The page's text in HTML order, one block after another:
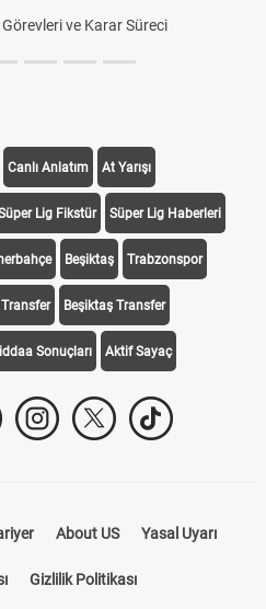
Görevleri ve Karar Süreci
Canlı Anlatım At Yarışı
Lig Fikstür Süper Lig Haberleri
Beşiktaş Trabzonspor
Beşiktaş Transfer
iddaa Sonuçları Aktif Sayaç
About US Yasal Uyarı
Gizlilik Politikası